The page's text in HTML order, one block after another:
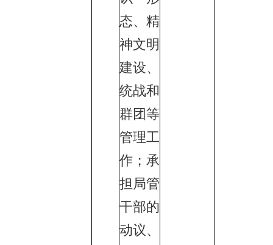
态、精
神文明
建设、
统战和
群团等
管理工
作；承
担局管
干部的
动议、